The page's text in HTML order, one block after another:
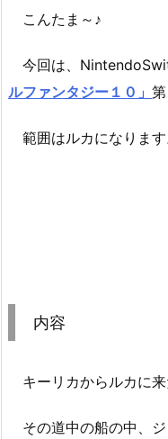
こんたま～♪
今回は、
ルファンタジー１０」
範囲はルカになります
内容
キーリカからルカに来
その道中の船の中、